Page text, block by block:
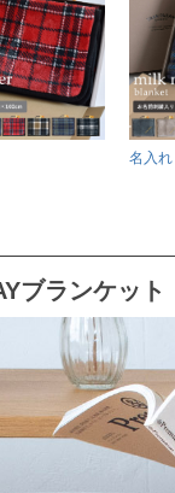
名入れ
ブランケット